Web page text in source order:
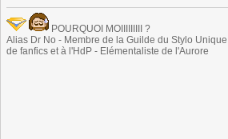
POURQUOI MOIIIIIIIII ?
Alias Dr No - Membre de la Guilde du Stylo
de fanfics et à l'HdP - Elémentaliste de l'Aurore